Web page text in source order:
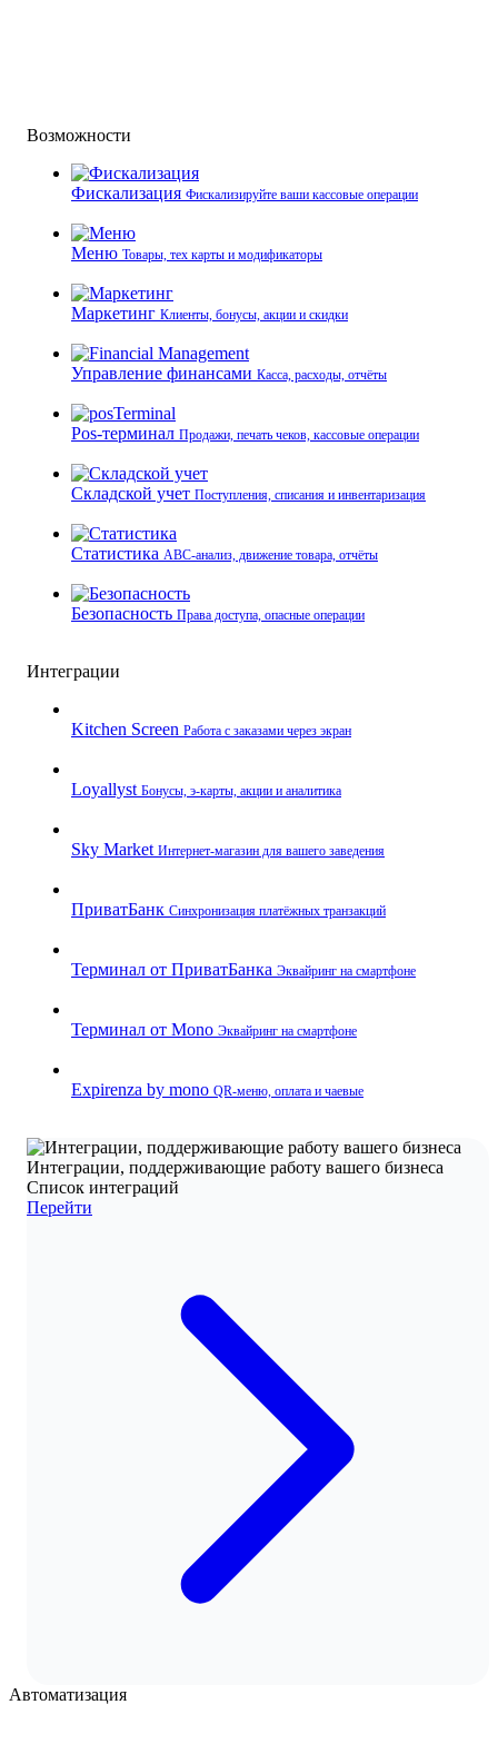
Возможности
Фискализация Фискализируйте ваши кассовые операции
Меню Товары, тех карты и модификаторы
Маркетинг Клиенты, бонусы, акции и скидки
Управление финансами Касса, расходы, отчёты
Pos-терминал Продажи, печать чеков, кассовые операции
Складской учет Поступления, списания и инвентаризация
Статистика ABC-анализ, движение товара, отчёты
Безопасность Права доступа, опасные операции
Интеграции
Kitchen Screen Работа с заказами через экран
Loyallyst Бонусы, э‑карты, акции и аналитика
Sky Market Интернет‑магазин для вашего заведения
ПриватБанк Синхронизация платёжных транзакций
Терминал от ПриватБанка Эквайринг на смартфоне
Терминал от Mono Эквайринг на смартфоне
Expirenza by mono QR‑меню, оплата и чаевые
Интеграции, поддерживающие работу вашего бизнеса
Список интеграций
Перейти
Автоматизация